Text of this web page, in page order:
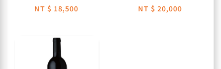
NT $ 18,500 NT $ 20,000